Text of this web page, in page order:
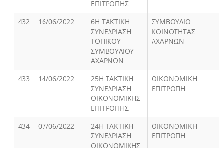
ΕΠΙΤΡΟΠΗΣ
432 16/06/2022
6Η ΤΑΚΤΙΚΗ
ΣΥΝΕΔΡΙΑΣΗ
ΤΟΠΙΚΟΥ
ΣΥΜΒΟΥΛΙΟΥ
ΑΧΑΡΝΩΝ
ΣΥΜΒΟΥΛΙΟ
ΚΟΙΝΟΤΗΤΑΣ
ΑΧΑΡΝΩΝ
433 14/06/2022
25Η ΤΑΚΤΙΚΗ
ΣΥΝΕΔΡΙΑΣΗ
ΟΙΚΟΝΟΜΙΚΗΣ
ΕΠΙΤΡΟΠΗΣ
ΟΙΚΟΝΟΜΙΚΗ
ΕΠΙΤΡΟΠΗ
434 07/06/2022
24Η ΤΑΚΤΙΚΗ
ΣΥΝΕΔΡΙΑΣΗ
ΟΙΚΟΝΟΜΙΚΗΣ
ΟΙΚΟΝΟΜΙΚΗ
ΕΠΙΤΡΟΠΗ